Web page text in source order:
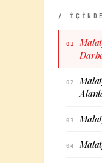
/
01
02
03
04